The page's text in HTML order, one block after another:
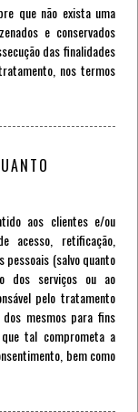
que não exista uma
e conservados
das finalidades
nos termos
aos clientes e/ou
acesso, retificação,
pessoais (salvo quanto
dos serviços ou ao
pelo tratamento
mesmos para fins
tal comprometa a
bem como